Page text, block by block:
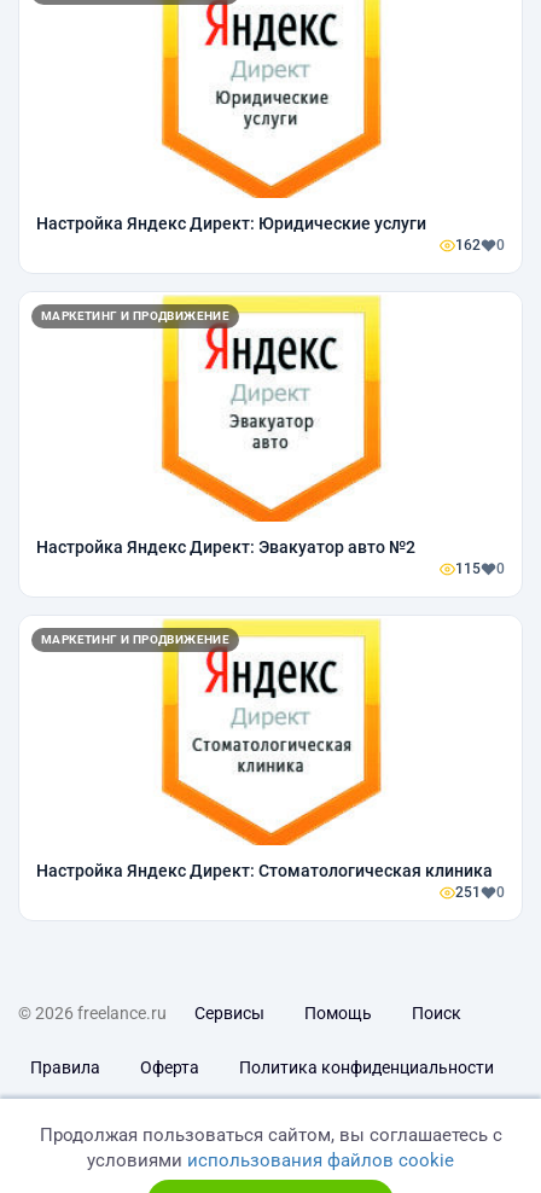
Настройка Яндекс Директ: Юридические услуги
162 0
МАРКЕТИНГ И ПРОДВИЖЕНИЕ
Настройка Яндекс Директ: Эвакуатор авто №2
115 0
МАРКЕТИНГ И ПРОДВИЖЕНИЕ
Настройка Яндекс Директ: Стоматологическая клиника
251 0
© 2026 freelance.ru Сервисы Помощь Поиск
Правила Оферта Политика конфиденциальности
Продолжая пользоваться сайтом, вы соглашаетесь с
условиями использования файлов cookie